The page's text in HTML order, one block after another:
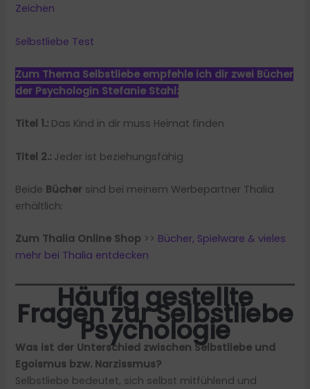
Zeichen
Selbstliebe Test
Zum Thema Selbstliebe empfehle ich dir zwei Bücher
der Psychologin Stefanie Stahl:
Titel 1.: Das Kind in dir muss Heimat finden
Titel 2.: Jeder ist beziehungsfähig
Beide Bücher sind bei meinem Werbepartner Thalia
erhältlich:
Zum Thalia Online Shop >> Bücher, Spielware & vieles
mehr bei Thalia entdecken
Häufig gestellte
Fragen zur Selbstliebe
Psychologie
Was ist der Unterschied zwischen Selbstliebe und
Egoismus bzw. Narzissmus?
Selbstliebe bedeutet, sich selbst mitfühlend und